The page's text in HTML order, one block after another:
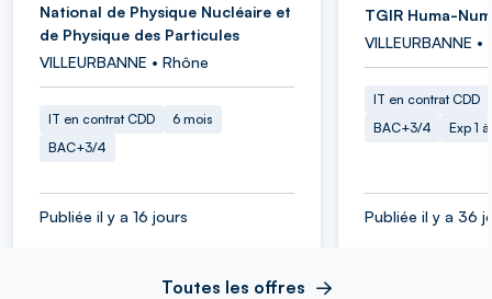
National de Physique Nucléaire et
de Physique des Particules
VILLEURBANNE • Rhône
IT en contrat CDD
6 mois
BAC+3/4
Publiée il y a 16 jours
TGIR Huma-Num
VILLEURBANNE •
IT en contrat CDD
BAC+3/4
Exp 1
Publiée il y a 36
Toutes les offres